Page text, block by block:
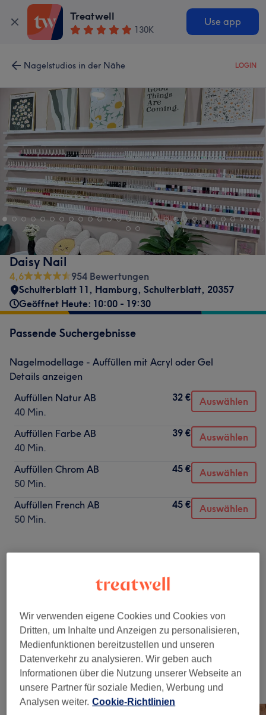
Treatwell
130K
Use app
Nagelstudios in der Nähe LOGIN
Daisy Nail
4,6
954 Bewertungen
Schulterblatt 11, Hamburg, Schulterblatt, 20357
Geöffnet Heute: 10:00 - 19:30
Passende Suchergebnisse
Nagelmodellage - Auffüllen mit Acryl oder Gel
Details anzeigen
Auffüllen Natur AB
40 Min.
32 € Auswählen
Auffüllen Farbe AB
40 Min.
39 € Auswählen
Auffüllen Chrom AB
50 Min.
45 € Auswählen
Auffüllen French AB
50 Min.
45 € Auswählen
Maniküre & Pediküre (10) ab 5 €
Nagelmodellage Mit Gel Oder Acrylic (7) ab 3 €
Unsere Arbeit
Bild anklicken für weitere Details
Wir verwenden eigene Cookies und Cookies von
Dritten, um Inhalte und Anzeigen zu personalisieren,
Medienfunktionen bereitzustellen und unseren
Datenverkehr zu analysieren. Wir geben auch
Informationen über die Nutzung unserer Webseite an
unsere Partner für soziale Medien, Werbung und
Analysen weiter. Cookie-Richtlinien